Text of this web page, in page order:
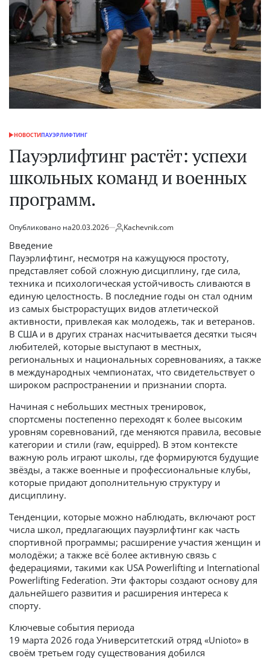
ОПУБЛИКОВАНО
НОВОСТИПАУЭРЛИФТИНГ
Пауэрлифтинг растёт: успехи
школьных команд и военных
программ.
Опубликовано на20.03.2026 отKachevnik.com
Введение
Пауэрлифтинг, несмотря на кажущуюся простоту,
представляет собой сложную дисциплину, где сила,
техника и психологическая устойчивость сливаются в
единую целостность. В последние годы он стал одним
из самых быстрорастущих видов атлетической
активности, привлекая как молодежь, так и ветеранов.
В США и в других странах насчитывается десятки тысяч
любителей, которые выступают в местных,
региональных и национальных соревнованиях, а также
в международных чемпионатах, что свидетельствует о
широком распространении и признании спорта.
Начиная с небольших местных тренировок,
спортсмены постепенно переходят к более высоким
уровням соревнований, где меняются правила, весовые
категории и стили (raw, equipped). В этом контексте
важную роль играют школы, где формируются будущие
звёзды, а также военные и профессиональные клубы,
которые придают дополнительную структуру и
дисциплину.
Тенденции, которые можно наблюдать, включают рост
числа школ, предлагающих пауэрлифтинг как часть
спортивной программы; расширение участия женщин и
молодёжи; а также всё более активную связь с
федерациями, такими как USA Powerlifting и International
Powerlifting Federation. Эти факторы создают основу для
дальнейшего развития и расширения интереса к
спорту.
Ключевые события периода
19 марта 2026 года Университетский отряд «Unioto» в
своём третьем году существования добился